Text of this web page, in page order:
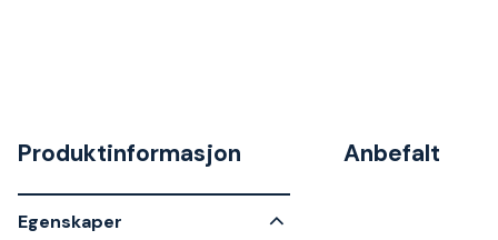
Produktinformasjon
Egenskaper
Anbefalt